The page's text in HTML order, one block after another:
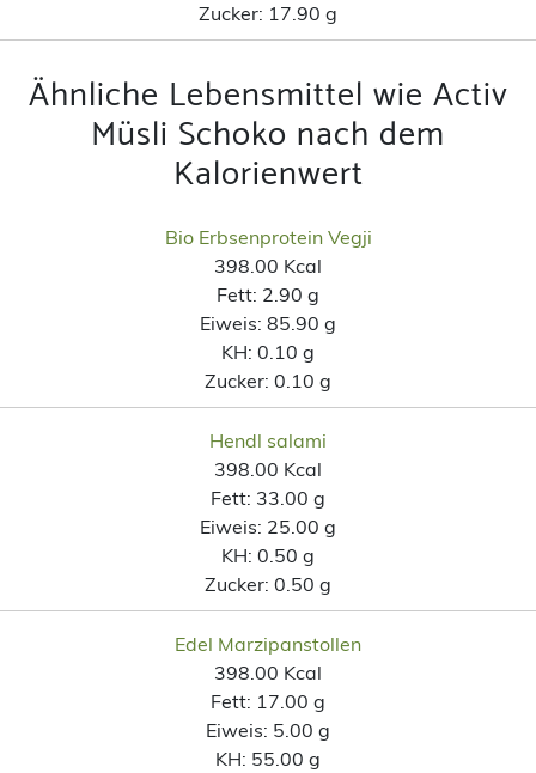
Zucker: 17.90 g
Ähnliche Lebensmittel wie Activ
Müsli Schoko nach dem
Kalorienwert
Bio Erbsenprotein Vegji
398.00 Kcal
Fett: 2.90 g
Eiweis: 85.90 g
KH: 0.10 g
Zucker: 0.10 g
Hendl salami
398.00 Kcal
Fett: 33.00 g
Eiweis: 25.00 g
KH: 0.50 g
Zucker: 0.50 g
Edel Marzipanstollen
398.00 Kcal
Fett: 17.00 g
Eiweis: 5.00 g
KH: 55.00 g